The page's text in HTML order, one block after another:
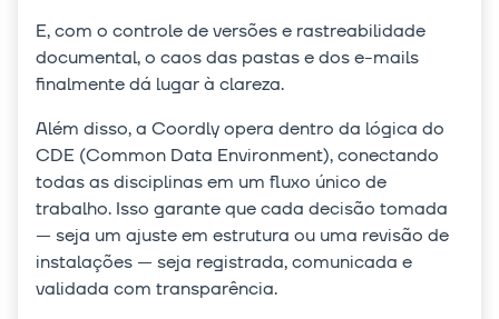
E, com o controle de versões e rastreabilidade
documental, o caos das pastas e dos e-mails
finalmente dá lugar à clareza.
Além disso, a Coordly opera dentro da lógica do
CDE (Common Data Environment), conectando
todas as disciplinas em um fluxo único de
trabalho. Isso garante que cada decisão tomada
— seja um ajuste em estrutura ou uma revisão de
instalações — seja registrada, comunicada e
validada com transparência.